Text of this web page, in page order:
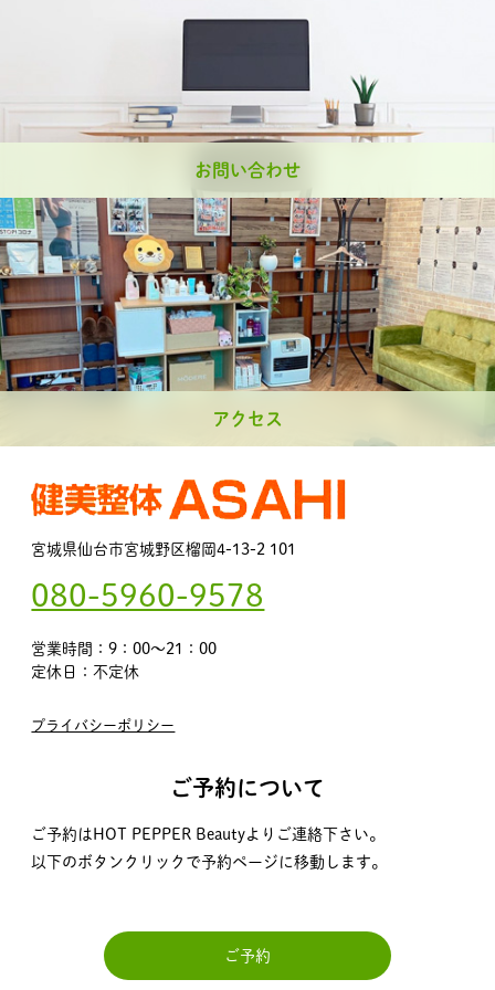
お問い合わせ
アクセス
宮城県仙台市宮城野区榴岡4-13-2 101
080-5960-9578
営業時間：9：00～21：00
定休日：不定休
プライバシーポリシー
ご予約について
ご予約はHOT PEPPER Beautyよりご連絡下さい。
以下のボタンクリックで予約ページに移動します。
ご予約